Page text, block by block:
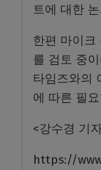
트에 대한
한편 마이크
를 검토 중
타임즈와의
에 따른 필
<강수경 기
https://